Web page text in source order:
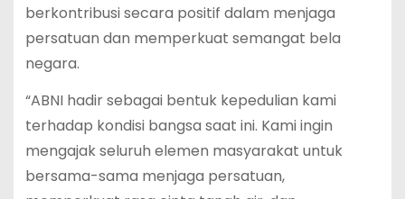
berkontribusi secara positif dalam menjaga
persatuan dan memperkuat semangat bela
negara.
“ABNI hadir sebagai bentuk kepedulian kami
terhadap kondisi bangsa saat ini. Kami ingin
mengajak seluruh elemen masyarakat untuk
bersama-sama menjaga persatuan,